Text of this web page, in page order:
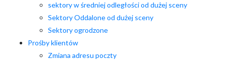
sektory w średniej odległości od dużej sceny
Sektory Oddalone od dużej sceny
Sektory ogrodzone
Prośby klientów
Zmiana adresu poczty